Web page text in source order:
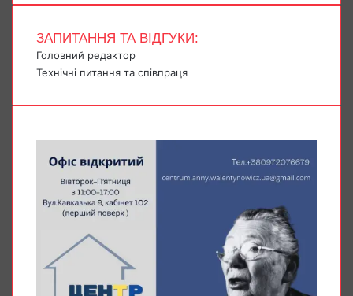
ЗАПИТАННЯ ТА ВІДГУКИ:
Головний редактор
Технічні питання та співпраця